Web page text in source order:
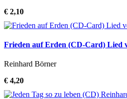
€ 2,10
Frieden auf Erden (CD-Card) Lied
Reinhard Börner
€ 4,20